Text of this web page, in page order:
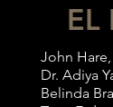
EL
John
Dr. Adiya
Belinda